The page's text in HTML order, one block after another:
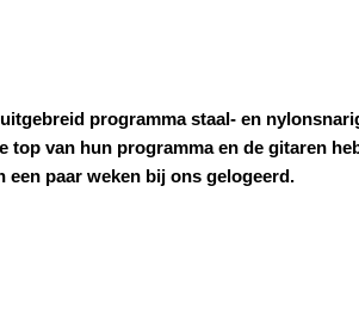
programma staal- en
top van hun programma en de gitaren
een paar weken bij ons gelogeerd.